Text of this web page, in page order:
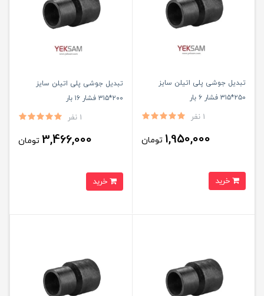
تبدیل جوشی پلی اتیلن سایز
۲۵۰*۳۱۵ فشار ۶ بار
1 نفر
1,950,000 تومان
تبدیل جوشی پلی اتیلن سایز
۲۰۰*۳۱۵ فشار ۱۶ بار
1 نفر
3,466,000 تومان